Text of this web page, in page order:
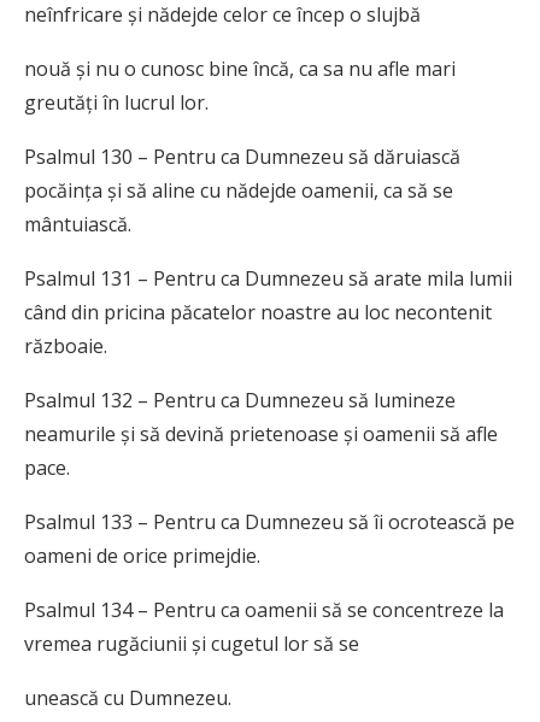
neînfricare și nădejde celor ce încep o slujbă
nouă și nu o cunosc bine încă, ca sa nu afle mari
greutăți în lucrul lor.
Psalmul 130 – Pentru ca Dumnezeu să dăruiască
pocăința și să aline cu nădejde oamenii, ca să se
mântuiască.
Psalmul 131 – Pentru ca Dumnezeu să arate mila lumii
când din pricina păcatelor noastre au loc necontenit
războaie.
Psalmul 132 – Pentru ca Dumnezeu să lumineze
neamurile și să devină prietenoase și oamenii să afle
pace.
Psalmul 133 – Pentru ca Dumnezeu să îi ocrotească pe
oameni de orice primejdie.
Psalmul 134 – Pentru ca oamenii să se concentreze la
vremea rugăciunii și cugetul lor să se
unească cu Dumnezeu.